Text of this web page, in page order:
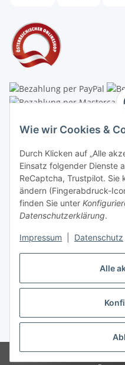
Alle
Wie wir Cookies &
Durch Klicken auf „Alle
Einsatz folgender Dienste
ReCaptcha, Trustpilot. Sie
ändern (Fingerabdruck-
finden Sie unter
Datenschutzerklärung.
Impressum Datenschutz
Schauraum & Verkauf:
Buchhaltung: Königleiten 11
A-3354 Wolfsbach
+43747782730
shop@krippen-shop.at
www.krippen-shop.at
* Alle Preise inkl. gesetzlicher USt.,